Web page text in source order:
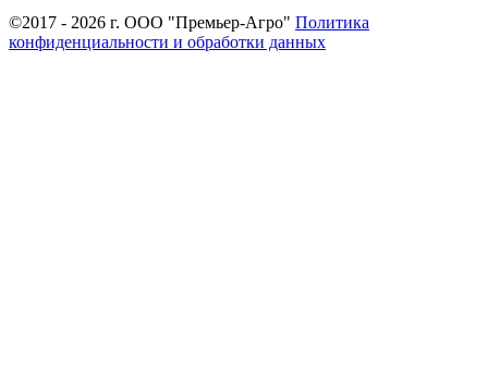
©2017 - 2026 г. ООО "Премьер-Агро" Политика
конфиденциальности и обработки данных